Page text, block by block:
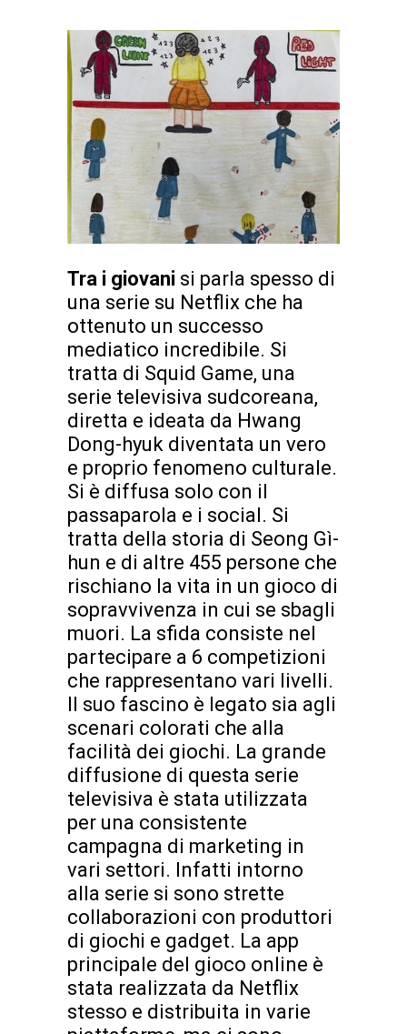
Tra i giovani si parla spesso di
una serie su Netflix che ha
ottenuto un successo
mediatico incredibile. Si
tratta di Squid Game, una
serie televisiva sudcoreana,
diretta e ideata da Hwang
Dong-hyuk diventata un vero
e proprio fenomeno culturale.
Si è diffusa solo con il
passaparola e i social. Si
tratta della storia di Seong Gì-
hun e di altre 455 persone che
rischiano la vita in un gioco di
sopravvivenza in cui se sbagli
muori. La sfida consiste nel
partecipare a 6 competizioni
che rappresentano vari livelli.
Il suo fascino è legato sia agli
scenari colorati che alla
facilità dei giochi. La grande
diffusione di questa serie
televisiva è stata utilizzata
per una consistente
campagna di marketing in
vari settori. Infatti intorno
alla serie si sono strette
collaborazioni con produttori
di giochi e gadget. La app
principale del gioco online è
stata realizzata da Netflix
stesso e distribuita in varie